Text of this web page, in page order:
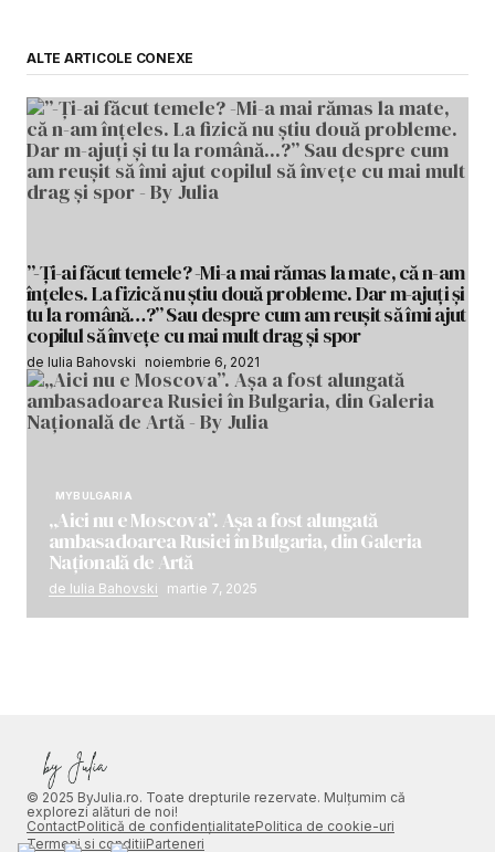
ALTE ARTICOLE CONEXE
”-Ți-ai făcut temele? -Mi-a mai rămas la mate, că n-am
înțeles. La fizică nu știu două probleme. Dar m-ajuți și
tu la română…?” Sau despre cum am reușit să îmi ajut
copilul să învețe cu mai mult drag și spor
de Iulia Bahovski noiembrie 6, 2021
MYBULGARIA
„Aici nu e Moscova”. Așa a fost alungată
ambasadoarea Rusiei în Bulgaria, din Galeria
Națională de Artă
de Iulia Bahovski martie 7, 2025
© 2025 ByJulia.ro. Toate drepturile rezervate. Mulțumim că
explorezi alături de noi!
ContactPolitică de confidențialitatePolitica de cookie-uri
Termeni si conditiiParteneri